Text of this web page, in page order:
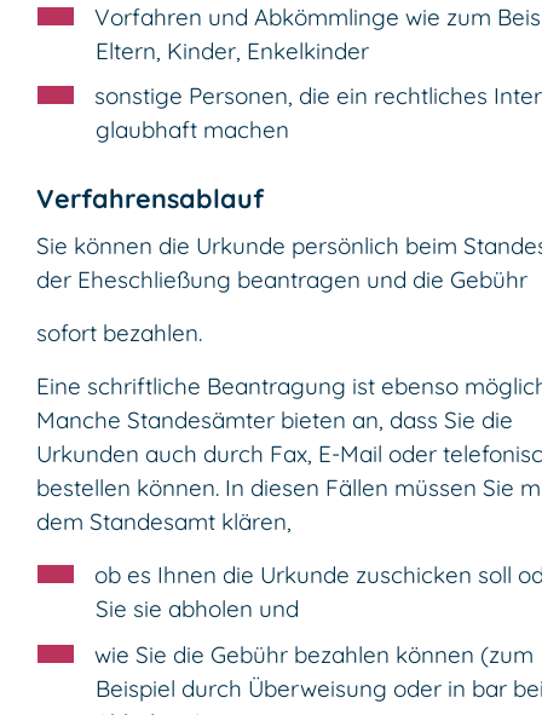
Vorfahren und Abkömmlinge wie zum
Eltern, Kinder, Enkelkinder
sonstige Personen, die ein rechtliches
glaubhaft machen
Verfahrensablauf
Sie können die Urkunde persönlich beim
der Eheschließung beantragen und die Gebühr
sofort bezahlen.
Eine schriftliche Beantragung ist ebenso
Manche Standesämter bieten an, dass Sie die
Urkunden auch durch Fax, E-Mail oder
bestellen können. In diesen Fällen müssen Sie
dem Standesamt klären,
ob es Ihnen die Urkunde zuschicken soll
Sie sie abholen und
wie Sie die Gebühr bezahlen können (zum
Beispiel durch Überweisung oder in bar